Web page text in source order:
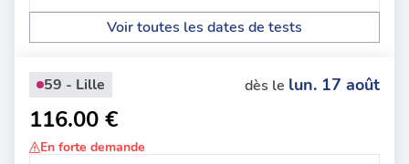
Voir toutes les dates de tests
59 - Lille dès le lun. 17 août
116.00 €
En forte demande